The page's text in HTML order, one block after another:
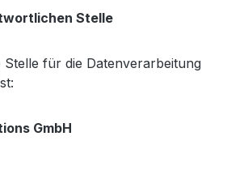
Stelle
für die Datenverarbeitung
GmbH